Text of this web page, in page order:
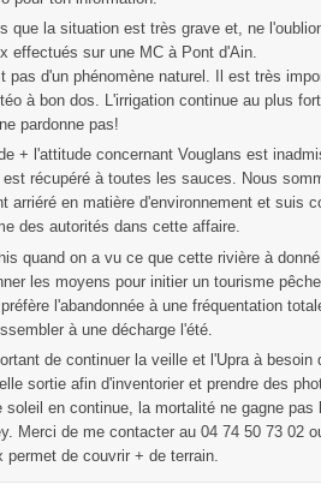
que la situation est très grave et, ne
effectués sur une MC à Pont d'Ain.
pas d'un phénomène naturel. Il est très
à bon dos. L'irrigation continue au plus
pardonne pas!
+ l'attitude concernant Vouglans est
est récupéré à toutes les sauces. Nous
arriéré en matière d'environnement et suis
des autorités dans cette affaire.
quand on a vu ce que cette rivière à
les moyens pour initier un tourisme
l'abandonnée à une fréquentation
à une décharge l'été.
de continuer la veille et l'Upra à
sortie afin d'inventorier et prendre des
soleil en continue, la mortalité ne gagne
Merci de me contacter au 04 74 50 73 02
permet de couvrir + de terrain.